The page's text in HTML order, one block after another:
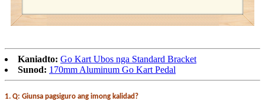
Kaniadto: Go Kart Ubos nga Standard Bracket
Sunod: 170mm Aluminum Go Kart Pedal
1. Q: Giunsa pagsiguro ang imong kalidad?